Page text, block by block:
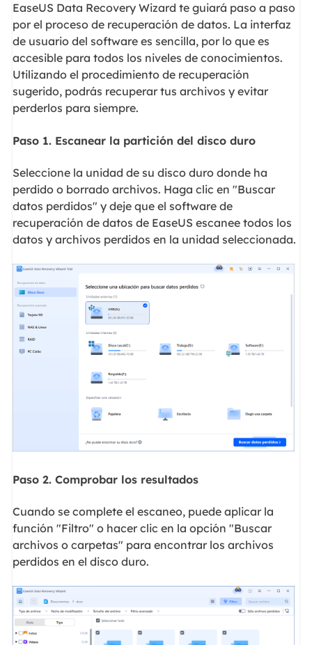
EaseUS Data Recovery Wizard te guiará paso a paso
por el proceso de recuperación de datos. La interfaz
de usuario del software es sencilla, por lo que es
accesible para todos los niveles de conocimientos.
Utilizando el procedimiento de recuperación
sugerido, podrás recuperar tus archivos y evitar
perderlos para siempre.
Paso 1. Escanear la partición del disco duro
Seleccione la unidad de su disco duro donde ha
perdido o borrado archivos. Haga clic en "Buscar
datos perdidos" y deje que el software de
recuperación de datos de EaseUS escanee todos los
datos y archivos perdidos en la unidad seleccionada.
Paso 2. Comprobar los resultados
Cuando se complete el escaneo, puede aplicar la
función "Filtro" o hacer clic en la opción "Buscar
archivos o carpetas" para encontrar los archivos
perdidos en el disco duro.